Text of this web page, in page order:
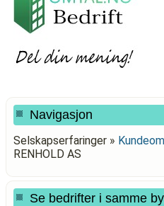
Navigasjon
Selskapserfaringer »
RENHOLD AS
Se bedrifter i samme